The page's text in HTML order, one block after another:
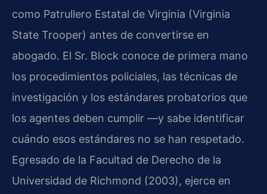
como Patrullero Estatal de Virginia (Virginia
State Trooper) antes de convertirse en
abogado. El Sr. Block conoce de primera mano
los procedimientos policiales, las técnicas de
investigación y los estándares probatorios que
los agentes deben cumplir —y sabe identificar
cuándo esos estándares no se han respetado.
Egresado de la Facultad de Derecho de la
Universidad de Richmond (2003), ejerce en